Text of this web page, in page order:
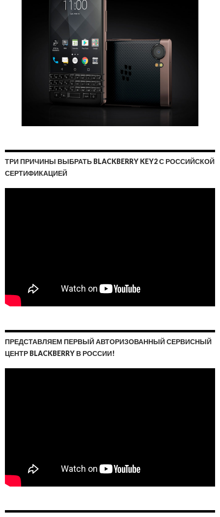
ТРИ ПРИЧИНЫ ВЫБРАТЬ BLACKBERRY KEY2 С РОССИЙСКОЙ
СЕРТИФИКАЦИЕЙ
ПРЕДСТАВЛЯЕМ ПЕРВЫЙ АВТОРИЗОВАННЫЙ СЕРВИСНЫЙ
ЦЕНТР BLACKBERRY В РОССИИ!